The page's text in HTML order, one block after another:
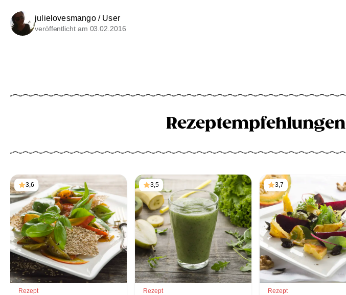
julielovesmango / User
veröffentlicht am 03.02.2016
Rezeptempfehlungen
3,6
Rezept
3,5
Rezept
3,7
Rezept